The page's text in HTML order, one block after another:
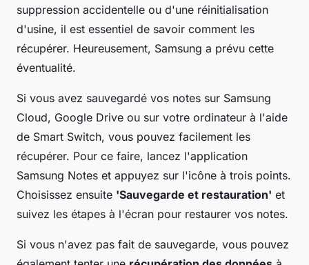
suppression accidentelle ou d'une réinitialisation
d'usine, il est essentiel de savoir comment les
récupérer. Heureusement, Samsung a prévu cette
éventualité.
Si vous avez sauvegardé vos notes sur Samsung
Cloud, Google Drive ou sur votre ordinateur à l'aide
de Smart Switch, vous pouvez facilement les
récupérer. Pour ce faire, lancez l'application
Samsung Notes et appuyez sur l'icône à trois points.
Choisissez ensuite 'Sauvegarde et restauration' et
suivez les étapes à l'écran pour restaurer vos notes.
Si vous n'avez pas fait de sauvegarde, vous pouvez